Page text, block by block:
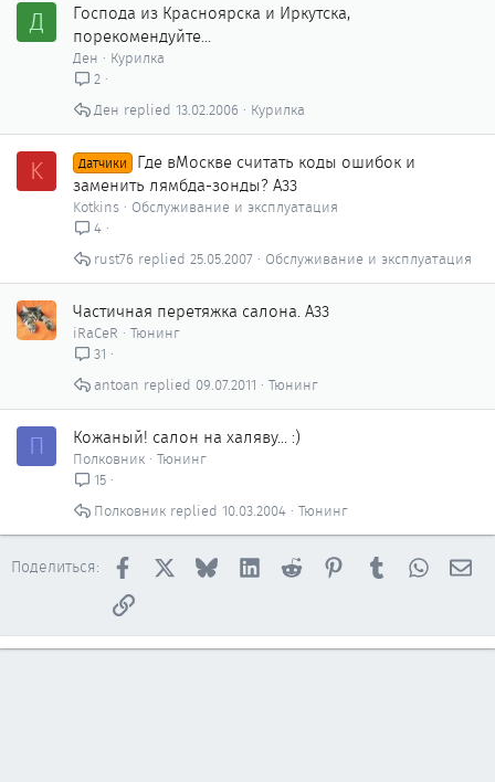
Д
Господа из Красноярска и Иркутска,
порекомендуйте...
Ден
Курилка
2
Курилка
13.02.2006
Ден
K Датчики
Где вМоскве считать коды ошибок и
заменить лямбда-зонды? А33
Kotkins
Обслуживание и эксплуатация
4
Обслуживание и эксплуатация
25.05.2007
rust76
Частичная перетяжка салона. A33
iRaCeR
Тюнинг
31
Тюнинг
09.07.2011
antoan
П Кожаный! салон на халяву... :)
Полковник Тюнинг
15
Тюнинг
10.03.2004
Полковник
Поделиться: Facebook BlueskyLinkedInReddit PinterestTumblr
Ссылка